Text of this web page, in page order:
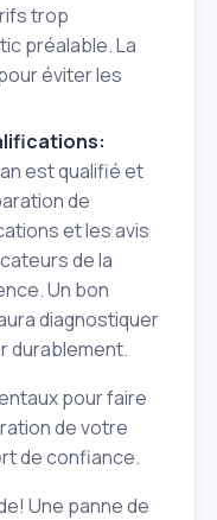
trop
préalable. La
éviter les
est qualifié et
de
et les avis
de la
Un bon
diagnostiquer
durablement.
pour faire
de votre
de confiance.
Une panne de